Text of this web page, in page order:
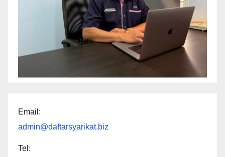
Email:
admin@daftarsyarikat.biz
Tel: